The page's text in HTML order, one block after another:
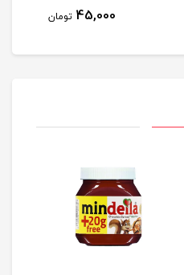
45,000 تومان